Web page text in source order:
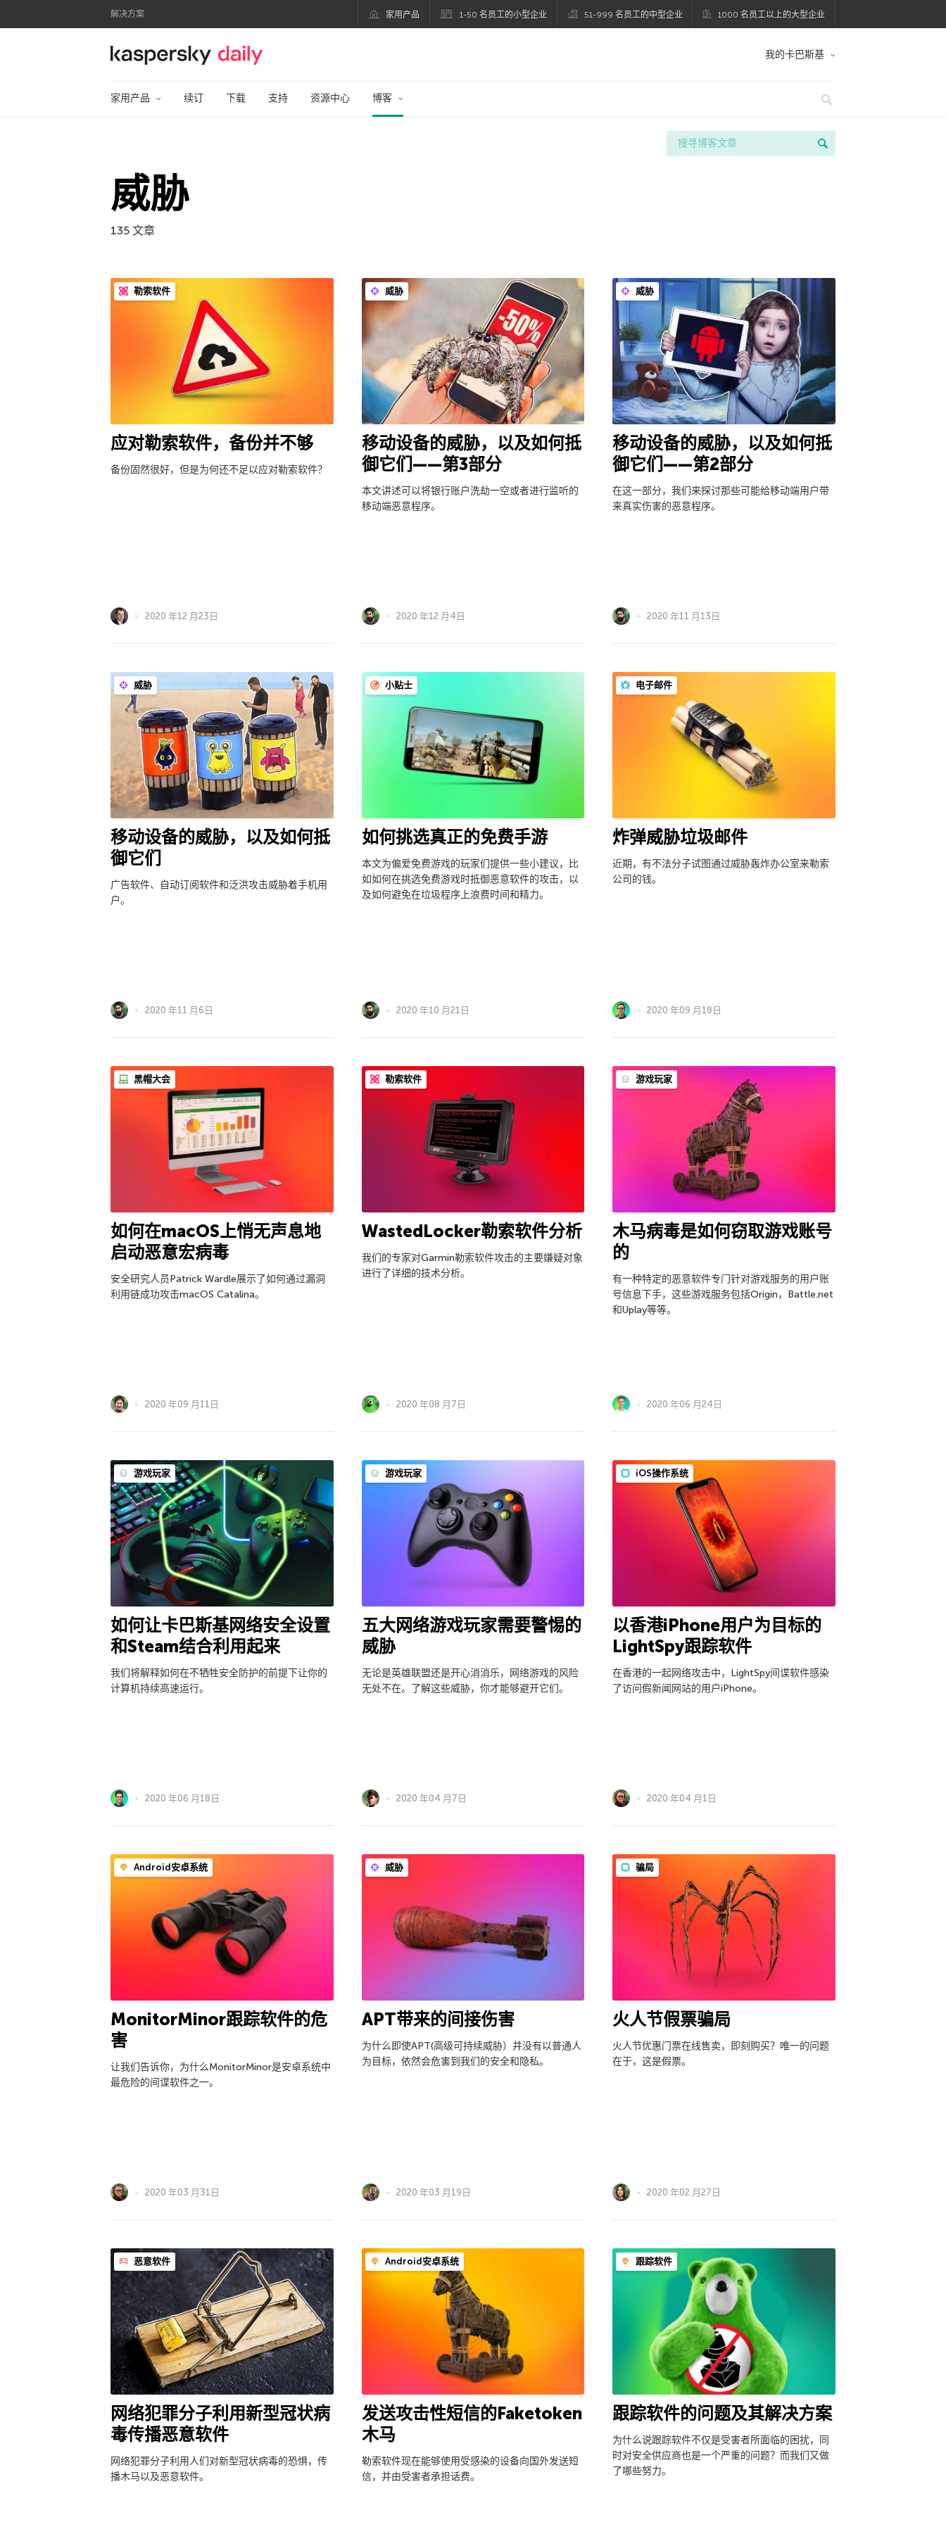
解决方案 家用产品 1-50 名员工的小型企业 51-999 名员工的中型企业 1000 名员工以上的大型企业
卡巴斯基官方博客 我的卡巴斯基
家用产品 续订 下载 支持 资源中心 博客
威胁
135 文章
勒索软件
应对勒索软件，备份并不够
备份固然很好，但是为何还不足以应对勒索软件？
2020 年12 月23日
威胁
移动设备的威胁，以及如何抵
御它们——第3部分
本文讲述可以将银行账户洗劫一空或者进行监听的
移动端恶意程序。
2020 年12 月4日
威胁
移动设备的威胁，以及如何抵
御它们——第2部分
在这一部分，我们来探讨那些可能给移动端用户带
来真实伤害的恶意程序。
2020 年11 月13日
威胁
移动设备的威胁，以及如何抵
御它们
广告软件、自动订阅软件和泛洪攻击威胁着手机用
户。
2020 年11 月6日
小贴士
如何挑选真正的免费手游
本文为偏爱免费游戏的玩家们提供一些小建议，比
如如何在挑选免费游戏时抵御恶意软件的攻击，以
及如何避免在垃圾程序上浪费时间和精力。
2020 年10 月21日
电子邮件
炸弹威胁垃圾邮件
近期，有不法分子试图通过威胁轰炸办公室来勒索
公司的钱。
2020 年09 月18日
黑帽大会
如何在macOS上悄无声息地
启动恶意宏病毒
安全研究人员Patrick Wardle展示了如何通过漏洞
利用链成功攻击macOS Catalina。
2020 年09 月11日
勒索软件
WastedLocker勒索软件分析
我们的专家对Garmin勒索软件攻击的主要嫌疑对象
进行了详细的技术分析。
2020 年08 月7日
游戏玩家
木马病毒是如何窃取游戏账号
的
有一种特定的恶意软件专门针对游戏服务的用户账
号信息下手，这些游戏服务包括Origin，Battle.net
和Uplay等等。
2020 年06 月24日
游戏玩家
如何让卡巴斯基网络安全设置
和Steam结合利用起来
我们将解释如何在不牺牲安全防护的前提下让你的
计算机持续高速运行。
2020 年06 月18日
游戏玩家
五大网络游戏玩家需要警惕的
威胁
无论是英雄联盟还是开心消消乐，网络游戏的风险
无处不在。了解这些威胁，你才能够避开它们。
2020 年04 月7日
iOS操作系统
以香港iPhone用户为目标的
LightSpy跟踪软件
在香港的一起网络攻击中，LightSpy间谍软件感染
了访问假新闻网站的用户iPhone。
2020 年04 月1日
Android安卓系统
MonitorMinor跟踪软件的危
害
让我们告诉你，为什么MonitorMinor是安卓系统中
最危险的间谍软件之一。
2020 年03 月31日
威胁
APT带来的间接伤害
为什么即使APT(高级可持续威胁）并没有以普通人
为目标，依然会危害到我们的安全和隐私。
2020 年03 月19日
骗局
火人节假票骗局
火人节优惠门票在线售卖，即刻购买？唯一的问题
在于，这是假票。
2020 年02 月27日
恶意软件
网络犯罪分子利用新型冠状病
毒传播恶意软件
网络犯罪分子利用人们对新型冠状病毒的恐惧，传
播木马以及恶意软件。
Android安卓系统
发送攻击性短信的Faketoken
木马
勒索软件现在能够使用受感染的设备向国外发送短
信，并由受害者承担话费。
跟踪软件
跟踪软件的问题及其解决方案
为什么说跟踪软件不仅是受害者所面临的困扰，同
时对安全供应商也是一个严重的问题？而我们又做
了哪些努力。